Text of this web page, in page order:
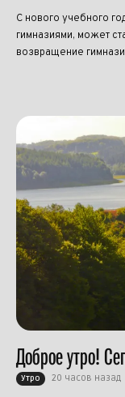
С нового учебного
гимназиями, может
возвращение
Доброе утро!
Утро 20 часов назад